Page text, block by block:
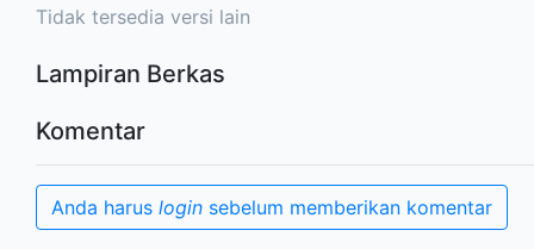
Tidak tersedia versi lain
Lampiran Berkas
Komentar
Anda harus login sebelum memberikan komentar